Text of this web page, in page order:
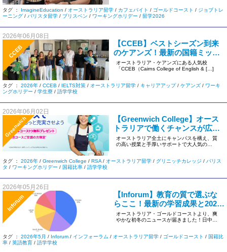
タグ ： ImagineEducation / オーストラリア留学 / カフェバイト / ゴールドコースト / ジョブトレ
ーニング / バリスタ留学 / ブリスベン / ワーキングホリデー / 留学2026
2026年06月08日
CCEB
【CCEB】ベストシーズン到来
のケアンズ！最新の国籍ミック
ス・学生寮空き状況＆人気コー
ス日程をまとめてお届け
オーストラリア・ケアンズにある人気校
「CCEB（Cairns College of English & […]
タグ ： 2026年 / CCEB / IELTS対策 / オーストラリア留学 / キャリアアップ/ ケアンズ / ワーキ
ングホリデー / 学生寮 / 語学学校
2026年06月02日
Greenwich
【Greenwich College】オース
トラリアで働くチャンスが広が
る！無料ワークショップ特典＆
2026年4月最新の多国籍データ
オーストラリア全土にキャンパスを構え、質
の高い授業と手厚いサポートで大人気の
タグ ： 2026年 / Greenwich College / RSA / オーストラリア留学 / グリニッチカレッジ / バリス
タ / ワーキングホリデー / 国籍比率 / 語学学校
2026年05月26日
Inforum
【Inforum】教育の質で選ぶな
らここ！最新の学習成果と2026
年5月の国籍比率
オーストラリア・ゴールドコーストより、爽
やかな初冬のニュースが届きました！日中は
タグ ： 2026年5月 / Inforum / インフォーラム / オーストラリア留学 / ゴールドコースト / 国籍比
率 / 英語教育 / 語学学校